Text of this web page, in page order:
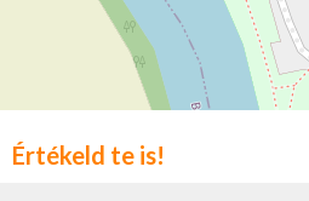
Értékeld te is!